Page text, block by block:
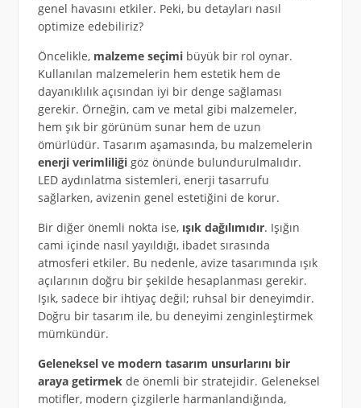
genel havasını etkiler. Peki, bu detayları nasıl
optimize edebiliriz?
Öncelikle, malzeme seçimibüyük bir rol oynar.
Kullanılan malzemelerin hem estetik hem de
dayanıklılık açısından iyi bir denge sağlaması
gerekir. Örneğin, cam ve metal gibi malzemeler,
hem şık bir görünüm sunar hem de uzun
ömürlüdür. Tasarım aşamasında, bu malzemelerin
enerji verimliliğigöz önünde bulundurulmalıdır.
LED aydınlatma sistemleri, enerji tasarrufu
sağlarken, avizenin genel estetiğini de korur.
Bir diğer önemli nokta ise, ışık dağılımıdır. Işığın
cami içinde nasıl yayıldığı, ibadet sırasında
atmosferi etkiler. Bu nedenle, avize tasarımında ışık
açılarının doğru bir şekilde hesaplanması gerekir.
Işık, sadece bir ihtiyaç değil; ruhsal bir deneyimdir.
Doğru bir tasarım ile, bu deneyimi zenginleştirmek
mümkündür.
Geleneksel ve modern tasarım unsurlarını bir
araya getirmekde önemli bir stratejidir. Geleneksel
motifler, modern çizgilerle harmanlandığında,